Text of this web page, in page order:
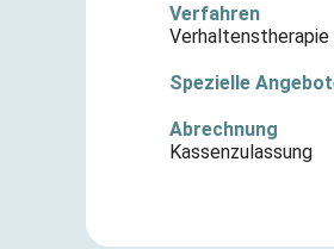
Verfahren
Verhaltenstherapie
Spezielle
Abrechnung
Kassenzulassung